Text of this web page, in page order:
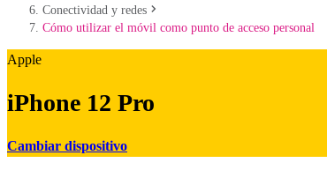
Conectividad y redes
Cómo utilizar el móvil como punto de acceso personal
Apple
iPhone 12 Pro
Cambiar dispositivo